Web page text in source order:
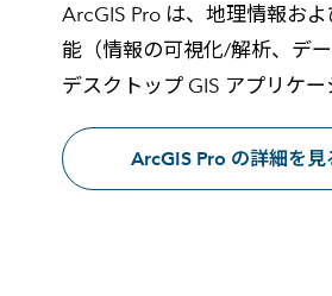
ArcGIS Pro は、地理情報お
能（情報の可視化/解析、デ
デスクトップ GIS アプリケー
ArcGIS Pro の詳細を見